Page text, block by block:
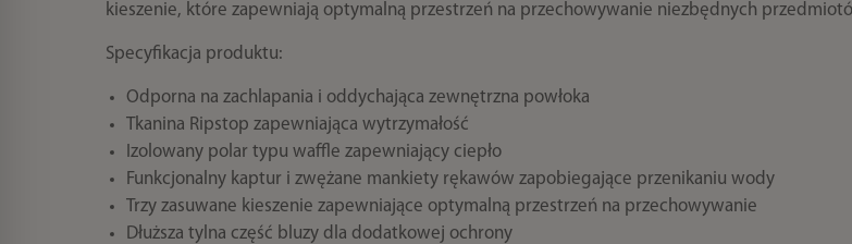
kieszenie, które zapewniają optymalną przestrzeń na przechowywanie niezbędnych
Specyfikacja produktu:
Odporna na zachlapania i oddychająca zewnętrzna powłoka
Tkanina Ripstop zapewniająca wytrzymałość
Izolowany polar typu waffle zapewniający ciepło
Funkcjonalny kaptur i zwężane mankiety rękawów zapobiegające przenikaniu wody
Trzy zasuwane kieszenie zapewniające optymalną przestrzeń na przechowywanie
Dłuższa tylna część bluzy dla dodatkowej ochrony